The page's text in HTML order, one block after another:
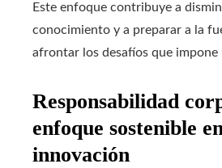
Este enfoque contribuye a
conocimiento y a preparar a la
afrontar los desafíos que impone
Responsabilidad
enfoque sostenible
innovación